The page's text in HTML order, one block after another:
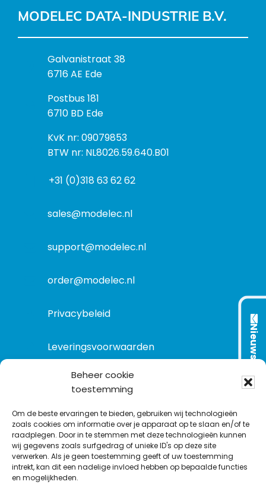
Beheer cookie
toestemming
Om de beste ervaringen te bieden, gebruiken wij technologieën
zoals cookies om informatie over je apparaat op te slaan en/of te
raadplegen. Door in te stemmen met deze technologieën kunnen
wij gegevens zoals surfgedrag of unieke ID's op deze site
verwerken. Als je geen toestemming geeft of uw toestemming
intrekt, kan dit een nadelige invloed hebben op bepaalde functies
en mogelijkheden.
MODELEC DATA-INDUSTRIE B.V.
B
e
o
e
k
a
r
Galvanistraat 38
6716 AE Ede
P
o
t
a
s
Postbus 181
6710 BD Ede
I
n
o
m
KvK nr: 09079853
BTW nr: NL8026.59.640.B01
+31 (0)318 63 62 62
sales@modelec.nl
support@modelec.nl
order@modelec.nl
Privacybeleid
Leveringsvoorwaarden
L
i
n
T
w
i
F
a
c
Y
o
u
C
o
n
Nieuwsbrief